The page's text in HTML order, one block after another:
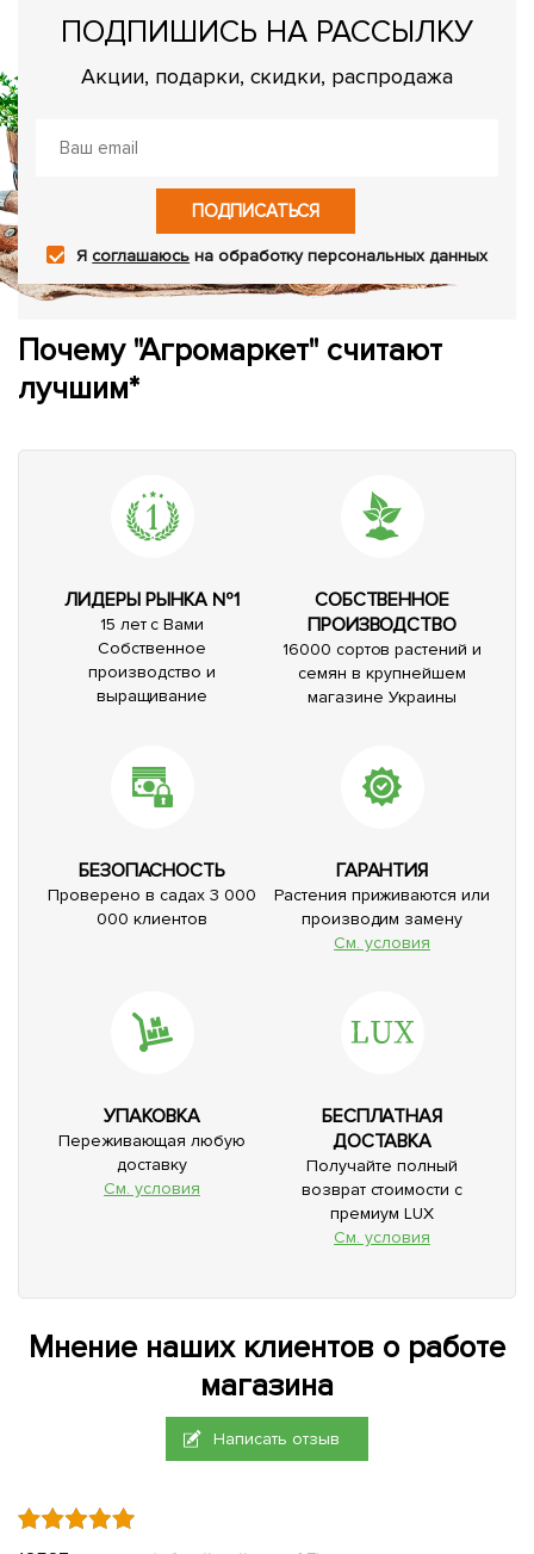
ПОДПИШИСЬ НА РАССЫЛКУ
Акции, подарки, скидки, распродажа
ПОДПИСАТЬСЯ
Ясоглашаюсь на обработку персональных данных
Почему "Агромаркет" считают
лучшим*
ЛИДЕРЫ РЫНКА №1
15 лет с Вами
Собственное
производство и
выращивание
СОБСТВЕННОЕ
ПРОИЗВОДСТВО
16000 сортов растений и
семян в крупнейшем
магазине Украины
БЕЗОПАСНОСТЬ
Проверено в садах 3 000
000 клиентов
ГАРАНТИЯ
Растения приживаются или
производим замену
См. условия
УПАКОВКА
Переживающая любую
доставку
См. условия
БЕСПЛАТНАЯ
ДОСТАВКА
Получайте полный
возврат стоимости с
премиум LUX
См. условия
Мнение наших клиентов о работе
магазина
Написать отзыв